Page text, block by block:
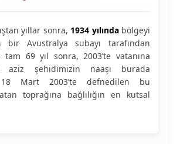
yıllar sonra, 1934 yılındabölgeyi
bir Avustralya subayı tarafından
69 yıl sonra, 2003’te vatanına
aziz şehidimizin naaşı burada
Mart 2003’te defnedilen bu
toprağına bağlılığın en kutsal